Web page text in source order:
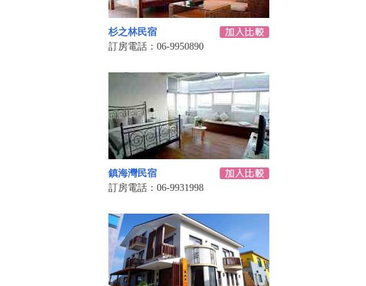
杉之林民宿
訂房電話：06-9950890
鎮海灣民宿
訂房電話：06-9931998